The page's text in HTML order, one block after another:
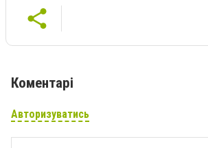
Коментарі
Авторизуватись